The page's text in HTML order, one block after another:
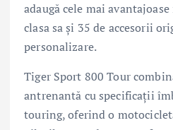
adaugă cele mai
clasa sa și 35 de accesorii
personalizare.
Tiger Sport 800 Tour
antrenantă cu specificații
touring, oferind o